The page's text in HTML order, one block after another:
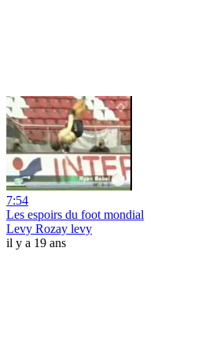
7:54
Les espoirs du foot mondial
Levy Rozay levy
il y a 19 ans